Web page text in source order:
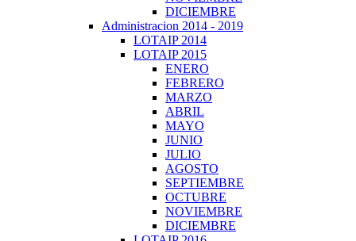
DICIEMBRE
Administracion 2014 - 2019
LOTAIP 2014
LOTAIP 2015
ENERO
FEBRERO
MARZO
ABRIL
MAYO
JUNIO
JULIO
AGOSTO
SEPTIEMBRE
OCTUBRE
NOVIEMBRE
DICIEMBRE